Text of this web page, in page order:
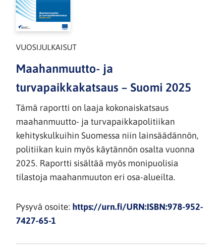
VUOSIJULKAISUT
Maahanmuutto- ja
turvapaikkakatsaus – Suomi 2025
Tämä raportti on laaja kokonaiskatsaus
maahanmuutto- ja turvapaikkapolitiikan
kehityskulkuihin Suomessa niin lainsäädännön,
politiikan kuin myös käytännön osalta vuonna
2025. Raportti sisältää myös monipuolisia
tilastoja maahanmuuton eri osa-alueilta.
Pysyvä osoite: https://urn.fi/URN:ISBN:978-952-
7427-65-1